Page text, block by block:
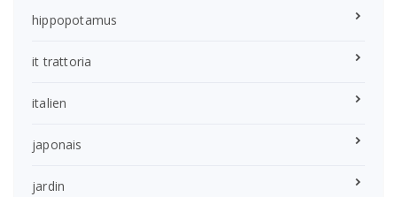
hippopotamus
it trattoria
italien
japonais
jardin